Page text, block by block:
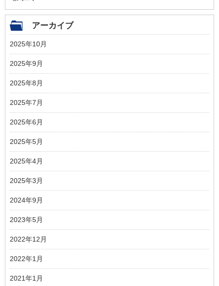
アーカイブ
2025年10月
2025年9月
2025年8月
2025年7月
2025年6月
2025年5月
2025年4月
2025年3月
2024年9月
2023年5月
2022年12月
2022年1月
2021年1月